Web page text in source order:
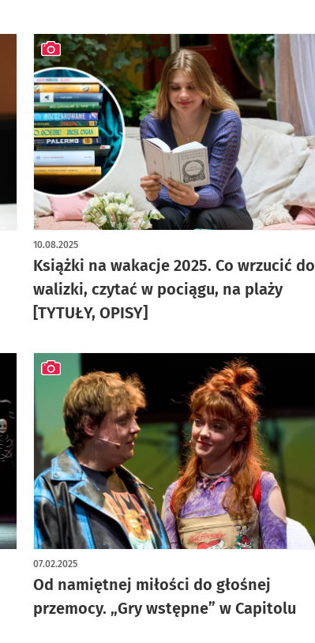
Książki na wakacje 2025. Co wrzucić do
walizki, czytać w pociągu, na plaży
[TYTUŁY, OPISY]
10.08.2025
artykuł z galerią zdjęć
Od namiętnej miłości do głośnej
przemocy. „Gry wstępne” w Capitolu
07.02.2025
artykuł z galerią zdjęć